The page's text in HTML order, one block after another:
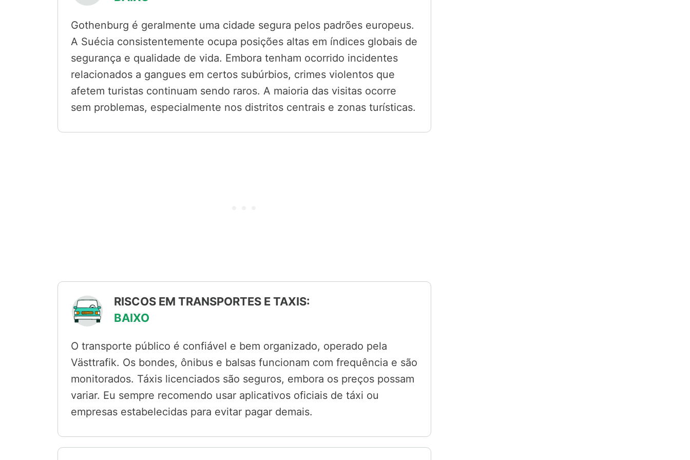
Gothenburg é geralmente uma cidade segura pelos padrões europeus.
A Suécia consistentemente ocupa posições altas em índices globais de
segurança e qualidade de vida. Embora tenham ocorrido incidentes
relacionados a gangues em certos subúrbios, crimes violentos que
afetem turistas continuam sendo raros. A maioria das visitas ocorre
sem problemas, especialmente nos distritos centrais e zonas turísticas.
RISCOS EM TRANSPORTES E TAXIS:
BAIXO
O transporte público é confiável e bem organizado, operado pela
Västtrafik. Os bondes, ônibus e balsas funcionam com frequência e são
monitorados. Táxis licenciados são seguros, embora os preços possam
variar. Eu sempre recomendo usar aplicativos oficiais de táxi ou
empresas estabelecidas para evitar pagar demais.